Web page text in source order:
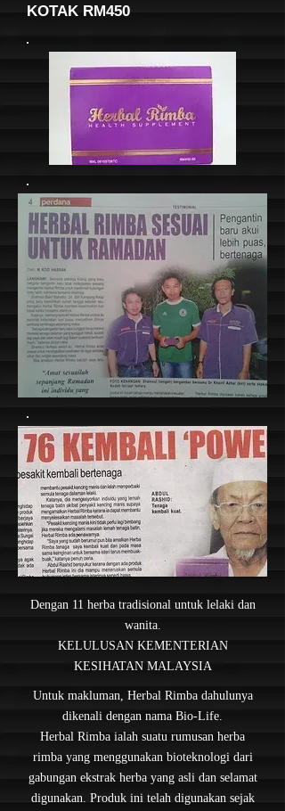
KOTAK RM450
Dengan 11 herba tradisional untuk lelaki dan
wanita.
KELULUSAN KEMENTERIAN
KESIHATAN MALAYSIA
Untuk makluman, Herbal Rimba dahulunya
dikenali dengan nama Bio-Life.
Herbal Rimba ialah suatu rumusan herba
rimba yang menggunakan bioteknologi dari
gabungan ekstrak herba yang asli dan selamat
digunakan. Produk ini telah digunakan sejak